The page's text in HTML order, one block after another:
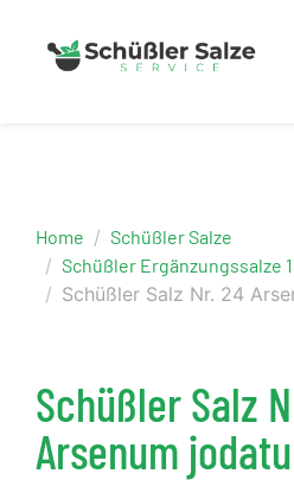
Home
Schüßler Salze
Schüßler Ergänzungssalze
Schüßler Salz Nr. 24
Schüßler Salz
Arsenum